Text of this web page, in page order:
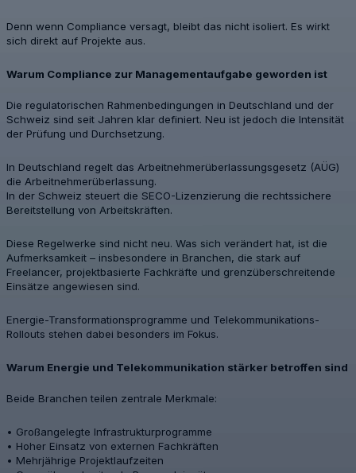
Denn wenn Compliance versagt, bleibt das nicht isoliert. Es wirkt
sich direkt auf Projekte aus.
Warum Compliance zur Managementaufgabe geworden ist
Die regulatorischen Rahmenbedingungen in Deutschland und der
Schweiz sind seit Jahren klar definiert. Neu ist jedoch die Intensität
der Prüfung und Durchsetzung.
In Deutschland regelt das Arbeitnehmerüberlassungsgesetz (AÜG)
die Arbeitnehmerüberlassung.
In der Schweiz steuert die SECO-Lizenzierung die rechtssichere
Bereitstellung von Arbeitskräften.
Diese Regelwerke sind nicht neu. Was sich verändert hat, ist die
Aufmerksamkeit – insbesondere in Branchen, die stark auf
Freelancer, projektbasierte Fachkräfte und grenzüberschreitende
Einsätze angewiesen sind.
Energie-Transformationsprogramme und Telekommunikations-
Rollouts stehen dabei besonders im Fokus.
Warum Energie und Telekommunikation stärker betroffen sind
Beide Branchen teilen zentrale Merkmale:
• Großangelegte Infrastrukturprogramme
• Hoher Einsatz von externen Fachkräften
• Mehrjährige Projektlaufzeiten